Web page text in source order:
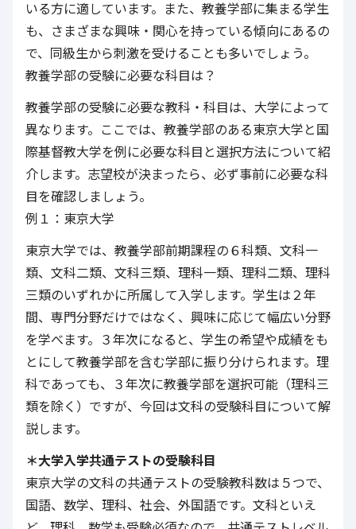
いる方に適しています。また、教養学部に集まる学生
も、さまざまな興味・関心を持っている傾向にあるの
で、同級生から刺激を受けることも多いでしょう。
教養学部の受験に必要な科目は？
教養学部の受験に必要な教科・科目は、大学によって
異なります。ここでは、教養学部のある東京大学と国
際基督教大学を例に必要な科目と選択方法について紹
介します。志望校が決まったら、必ず事前に必要な科
目を確認しましょう。
例１：東京大学
東京大学では、教養学部前期課程の６科類、文科一
類、文科二類、文科三類、理科一類、理科二類、理科
三類のいずれかに所属して入学します。学生は２年
間、専門分野だけではなく、興味に応じて幅広い分野
を学べます。３年次になると、学生の希望や成績をも
とにして教養学部を含む学部に振り分けられます。理
科であっても、３年次に教養学部を選択可能（理科三
類を除く）ですが、今回は文科の受験科目について解
説します。
＊大学入学共通テストの受験科目
東京大学の文科の共通テストの受験教科数は５つで、
国語、数学、理科、社会、外国語です。文科といえ